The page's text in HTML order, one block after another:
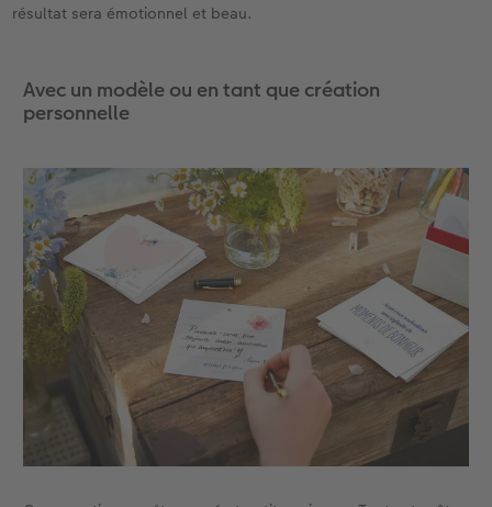
résultat sera émotionnel et beau.
Avec un modèle ou en tant que création
personnelle